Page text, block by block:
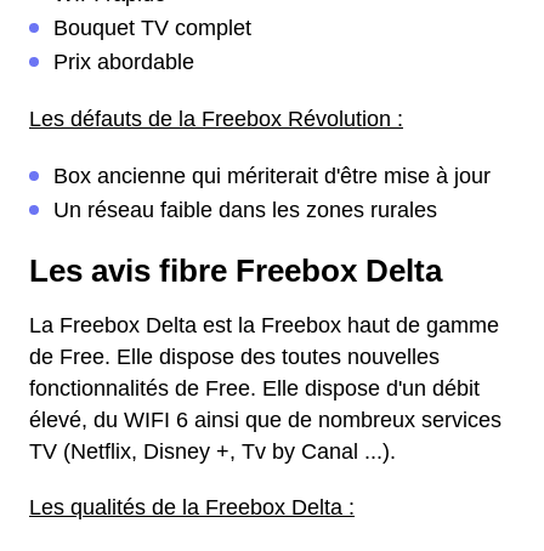
Bouquet TV complet
Prix abordable
Les défauts de la Freebox Révolution :
Box ancienne qui mériterait d'être mise à jour
Un réseau faible dans les zones rurales
Les avis fibre Freebox Delta
La Freebox Delta est la Freebox haut de gamme
de Free. Elle dispose des toutes nouvelles
fonctionnalités de Free. Elle dispose d'un débit
élevé, du WIFI 6 ainsi que de nombreux services
TV (Netflix, Disney +, Tv by Canal ...).
Les qualités de la Freebox Delta :